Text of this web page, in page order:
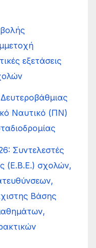
εξετάσεις
Ναυτικό (ΠΝ)
Συντελεστές
(Ε.Β.Ε.) σχολών,
Βάσης